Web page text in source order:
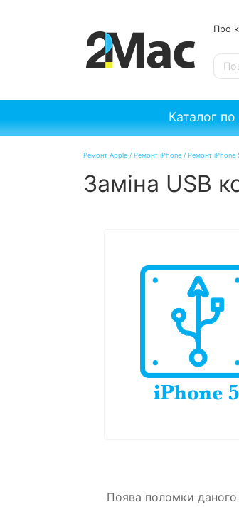
SE
Каталог по
Ремонт Apple / Ремонт iPhone / Ремонт iPhone
Заміна USB
Поява поломки